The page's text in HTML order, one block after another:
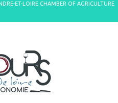
ET-LOIRE CHAMBER OF AGRICULTURE